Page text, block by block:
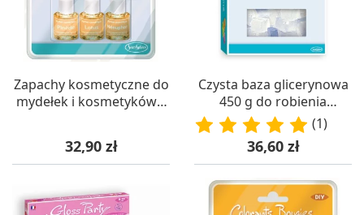
Zapachy kosmetyczne do
mydełek i kosmetyków –
Cena
32,90 zł
Czysta baza glicerynowa
450 g do robienia
mydełek, SentoSphere
(1)
Cena
36,60 zł